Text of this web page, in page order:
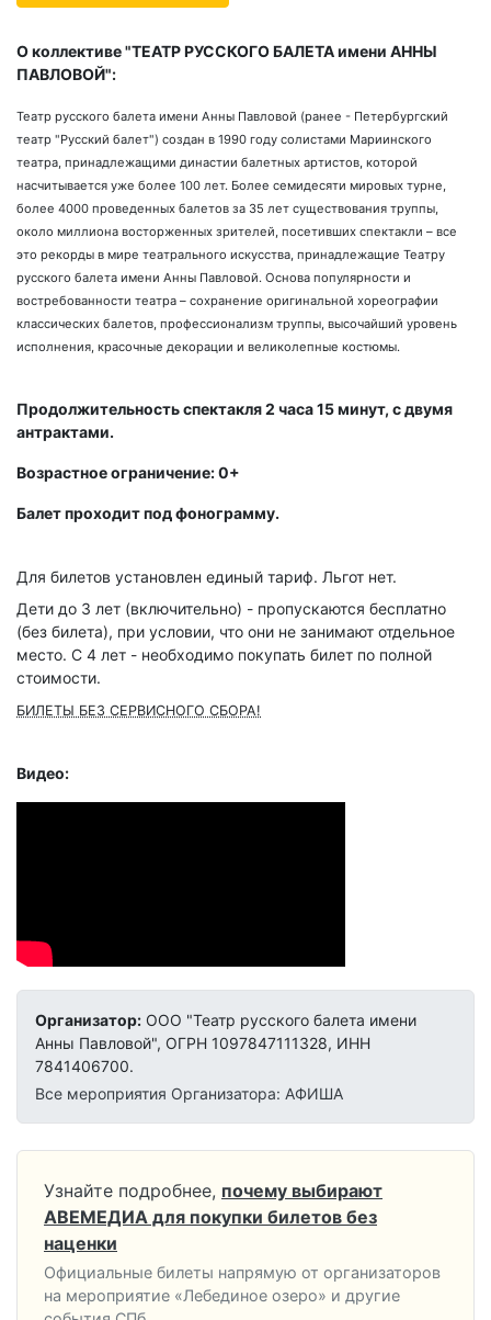
О коллективе "ТЕАТР РУССКОГО БАЛЕТА имени АННЫ
ПАВЛОВОЙ":
Театр русского балета имени Анны Павловой (ранее - Петербургский
театр "Русский балет") создан в 1990 году солистами Мариинского
театра, принадлежащими династии балетных артистов, которой
насчитывается уже более 100 лет. Более семидесяти мировых турне,
более 4000 проведенных балетов за 35 лет существования труппы,
около миллиона восторженных зрителей, посетивших спектакли – все
это рекорды в мире театрального искусства, принадлежащие Театру
русского балета имени Анны Павловой. Основа популярности и
востребованности театра – сохранение оригинальной хореографии
классических балетов, профессионализм труппы, высочайший уровень
исполнения, красочные декорации и великолепные костюмы.
Продолжительность спектакля 2 часа 15 минут, с двумя
антрактами.
Возрастное ограничение: 0+
Балет проходит под фонограмму.
Для билетов установлен единый тариф. Льгот нет.
Дети до 3 лет (включительно) - пропускаются бесплатно
(без билета), при условии, что они не занимают отдельное
место. С 4 лет - необходимо покупать билет по полной
стоимости.
БИЛЕТЫ БЕЗ СЕРВИСНОГО СБОРА!
Видео:
Организатор: ООО "Театр русского балета имени
Анны Павловой", ОГРН 1097847111328, ИНН
7841406700.
Все мероприятия Организатора: АФИША
Узнайте подробнее, почему выбирают
АВЕМЕДИА для покупки билетов без
наценки
Официальные билеты напрямую от организаторов
на мероприятие «Лебединое озеро» и другие